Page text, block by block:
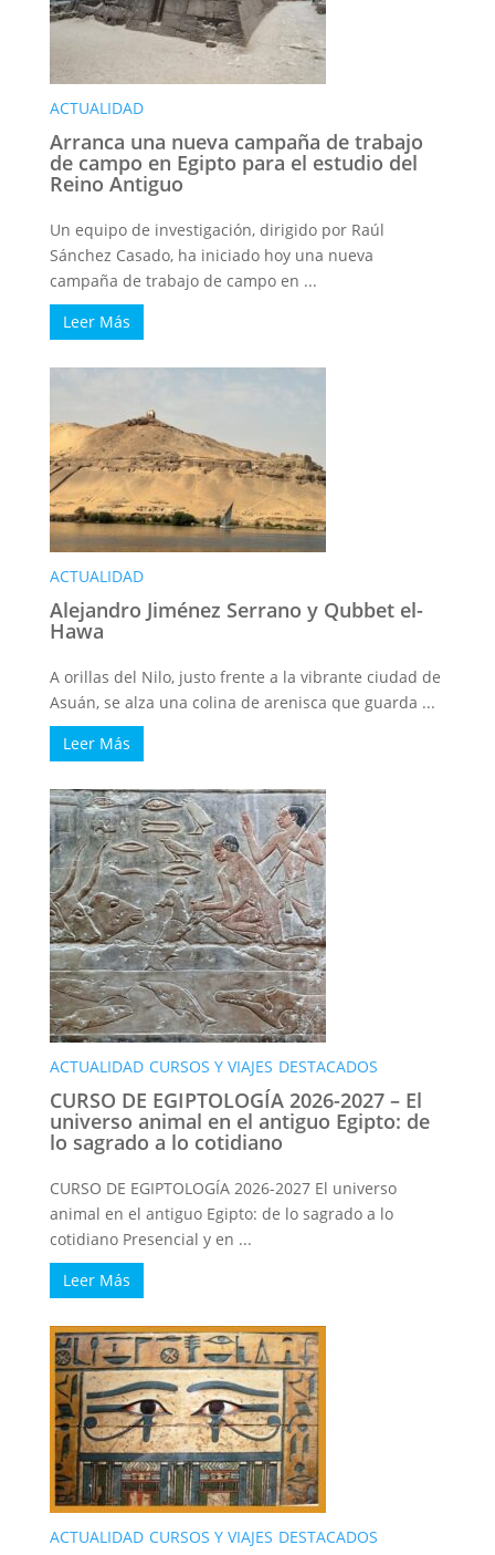
ACTUALIDAD
Arranca una nueva campaña de trabajo
de campo en Egipto para el estudio del
Reino Antiguo
Un equipo de investigación, dirigido por Raúl
Sánchez Casado, ha iniciado hoy una nueva
campaña de trabajo de campo en ...
Leer Más
ACTUALIDAD
Alejandro Jiménez Serrano y Qubbet el-
Hawa
A orillas del Nilo, justo frente a la vibrante ciudad de
Asuán, se alza una colina de arenisca que guarda ...
Leer Más
ACTUALIDAD CURSOS Y VIAJES DESTACADOS
CURSO DE EGIPTOLOGÍA 2026-2027 – El
universo animal en el antiguo Egipto: de
lo sagrado a lo cotidiano
CURSO DE EGIPTOLOGÍA 2026-2027 El universo
animal en el antiguo Egipto: de lo sagrado a lo
cotidiano Presencial y en ...
Leer Más
ACTUALIDAD CURSOS Y VIAJES DESTACADOS